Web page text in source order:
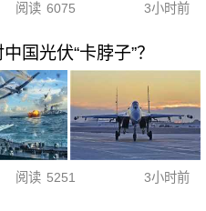
阅读 6075 3小时前
国光伏“卡脖子”？
阅读 5251 3小时前